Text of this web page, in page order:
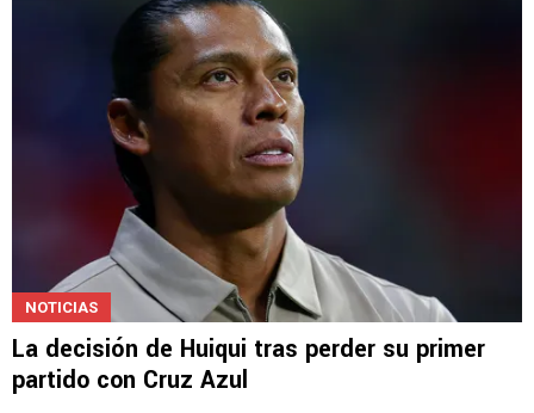
NOTICIAS
La decisión de Huiqui tras perder su primer
partido con Cruz Azul